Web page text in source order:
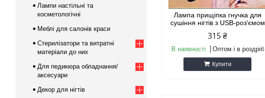
Лампа прищіпка гнучка для
сушіння нігтів з USB-роз'ємом
315 ₴
В наявності Оптом і в роздріб
Купити
Лампи настільні та
косметологічні
Меблі для салонів краси
Стерилізатори та витратні
матеріали до них
Для педикюра обладнання/
аксесуари
Декор для нігтів